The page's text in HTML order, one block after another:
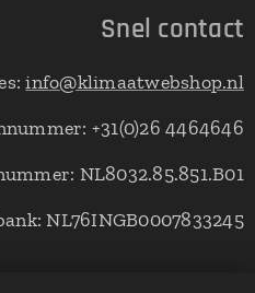
Snel contact
info@klimaatwebshop.nl
+31(0)26 4464646
NL8032.85.851.B01
NL76INGB0007833245